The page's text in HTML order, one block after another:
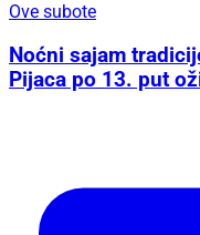
Ove subote
Noćni sajam
Pijaca po 13. put